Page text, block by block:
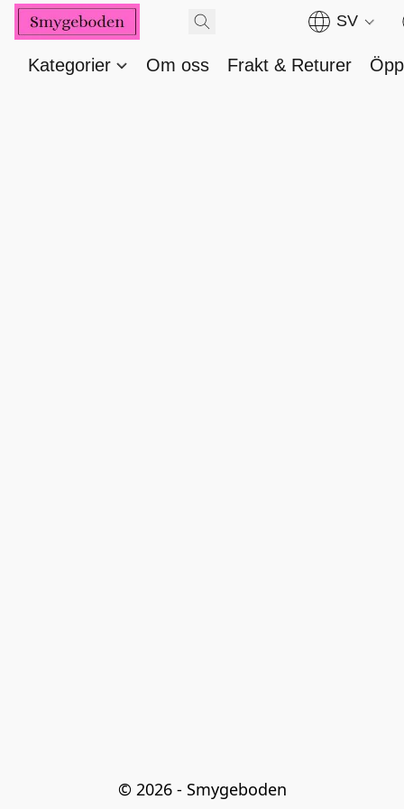
SV
Kategorier Om oss Frakt & Returer
© 2026 - Smygeboden